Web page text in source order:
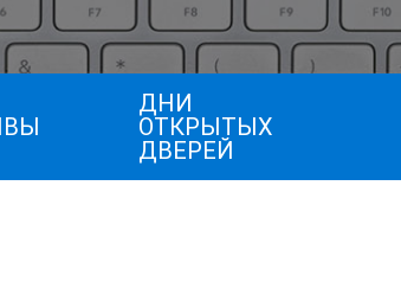
ДНИ
ОТКРЫТЫХ
ДВЕРЕЙ